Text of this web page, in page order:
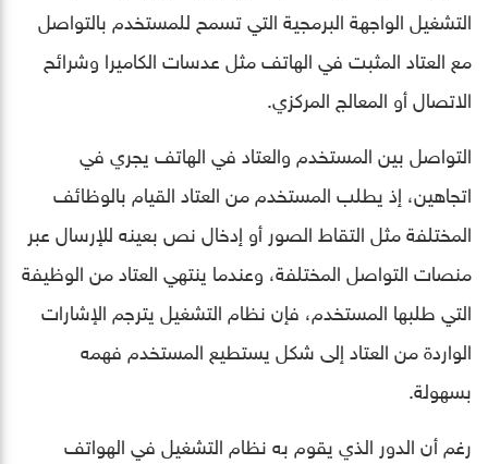
التشغيل الواجهة البرمجية التي تسمح للمستخدم بالتواصل
مع العتاد المثبت في الهاتف مثل عدسات الكاميرا وشرائح
الاتصال أو المعالج المركزي.
التواصل بين المستخدم والعتاد في الهاتف يجري في
اتجاهين، إذ يطلب المستخدم من العتاد القيام بالوظائف
المختلفة مثل التقاط الصور أو إدخال نص بعينه للإرسال عبر
منصات التواصل المختلفة، وعندما ينتهي العتاد من الوظيفة
التي طلبها المستخدم، فإن نظام التشغيل يترجم الإشارات
الواردة من العتاد إلى شكل يستطيع المستخدم فهمه
بسهولة.
رغم أن الدور الذي يقوم به نظام التشغيل في الهواتف